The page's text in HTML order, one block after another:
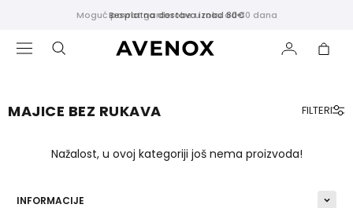
Besplatna dostava iznad 80€
Moguć povrat garderobe u roku od 30 dana
ISTAKNUTO
MAJICE BEZ RUKAVA FILTERI
Nažalost, u ovoj kategoriji još nema proizvoda!
INFORMACIJE